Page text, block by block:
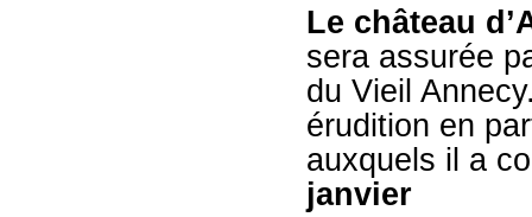
Le château
sera assurée
du Vieil
érudition en
auxquels il a
janvier